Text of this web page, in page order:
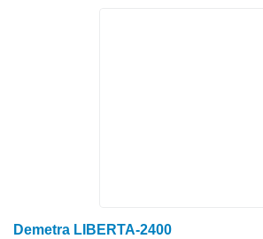
Demetra LIBERTA-2400